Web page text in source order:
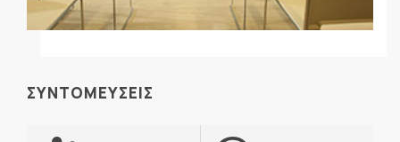
ΣΥΝΤΟΜΕΥΣΕΙΣ